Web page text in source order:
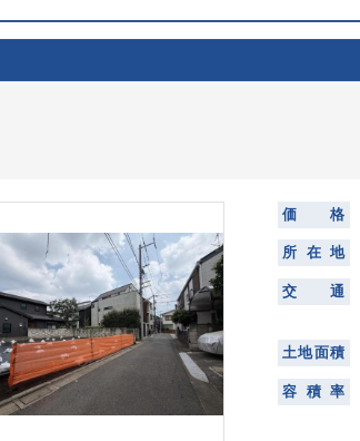
価 格
所 在 地
交 通
土地面積
容 積 率